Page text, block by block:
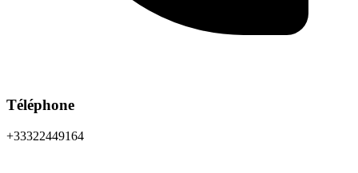
Téléphone
+33322449164